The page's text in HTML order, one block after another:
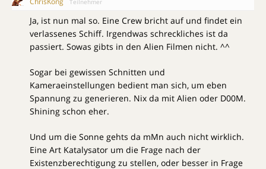
Teilnehmer
Ja, ist nun mal so. Eine Crew bricht auf und findet ein
verlassenes Schiff. Irgendwas schreckliches ist da
passiert. Sowas gibts in den Alien Filmen nicht. ^^
Sogar bei gewissen Schnitten und
Kameraeinstellungen bedient man sich, um eben
Spannung zu generieren. Nix da mit Alien oder D00M.
Shining schon eher.
Und um die Sonne gehts da mMn auch nicht wirklich.
Eine Art Katalysator um die Frage nach der
Existenzberechtigung zu stellen, oder besser in Frage